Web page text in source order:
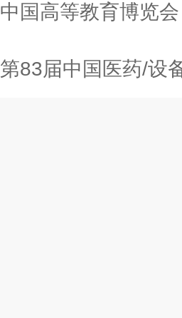
中国高等教育博览会（
第83届中国医药/设备